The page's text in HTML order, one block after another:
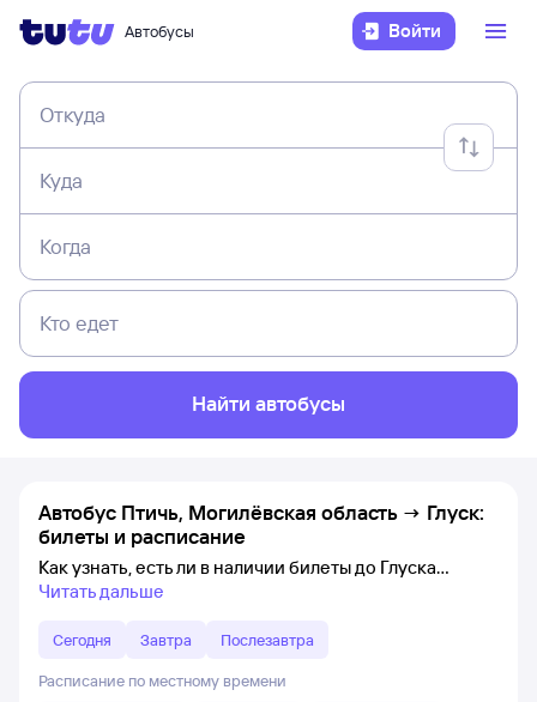
Автобусы Войти
Откуда
Куда
Когда
Кто едет
Найти автобусы
Автобус Птичь, Могилёвская область → Глуск:
билеты и расписание
Как узнать, есть ли в наличии билеты до Глуска
Читать дальше
Сегодня Завтра Послезавтра
Расписание по местному времени